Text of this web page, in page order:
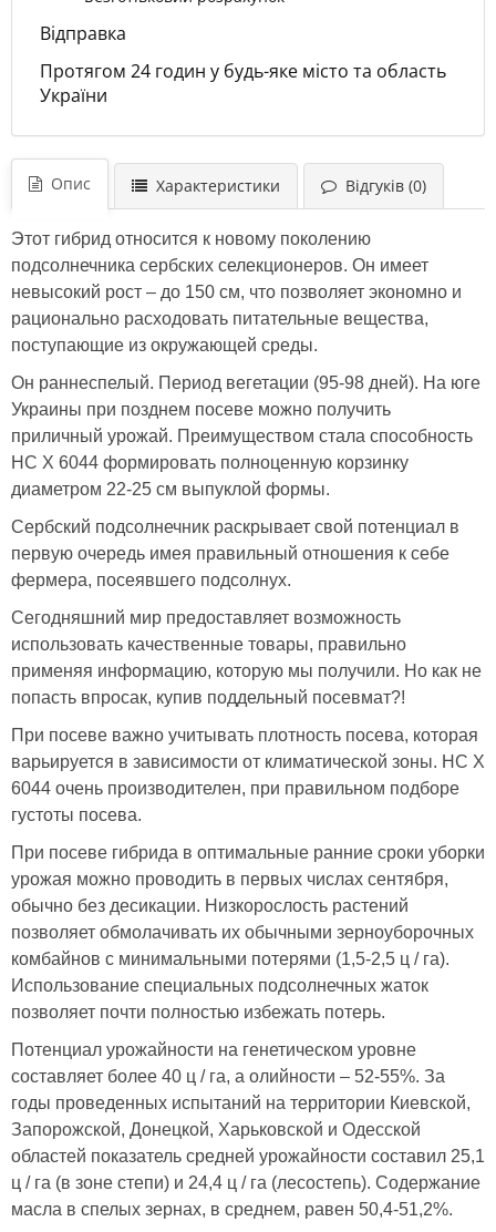
Відправка
Протягом 24 годин у будь-яке місто та область
України
Опис Характеристики Відгуків (0)
Этот гибрид относится к новому поколению
подсолнечника сербских селекционеров. Он имеет
невысокий рост – до 150 см, что позволяет экономно и
рационально расходовать питательные вещества,
поступающие из окружающей среды.
Он раннеспелый. Период вегетации (95-98 дней). На юге
Украины при позднем посеве можно получить
приличный урожай. Преимуществом стала способность
НС Х 6044 формировать полноценную корзинку
диаметром 22-25 см выпуклой формы.
Сербский подсолнечник раскрывает свой потенциал в
первую очередь имея правильный отношения к себе
фермера, посеявшего подсолнух.
Сегодняшний мир предоставляет возможность
использовать качественные товары, правильно
применяя информацию, которую мы получили. Но как не
попасть впросак, купив поддельный посевмат?!
При посеве важно учитывать плотность посева, которая
варьируется в зависимости от климатической зоны. НС Х
6044 очень производителен, при правильном подборе
густоты посева.
При посеве гибрида в оптимальные ранние сроки уборки
урожая можно проводить в первых числах сентября,
обычно без десикации. Низкорослость растений
позволяет обмолачивать их обычными зерноуборочных
комбайнов с минимальными потерями (1,5-2,5 ц / га).
Использование специальных подсолнечных жаток
позволяет почти полностью избежать потерь.
Потенциал урожайности на генетическом уровне
составляет более 40 ц / га, а олийности – 52-55%. За
годы проведенных испытаний на территории Киевской,
Запорожской, Донецкой, Харьковской и Одесской
областей показатель средней урожайности составил 25,1
ц / га (в зоне степи) и 24,4 ц / га (лесостепь). Содержание
масла в спелых зернах, в среднем, равен 50,4-51,2%.